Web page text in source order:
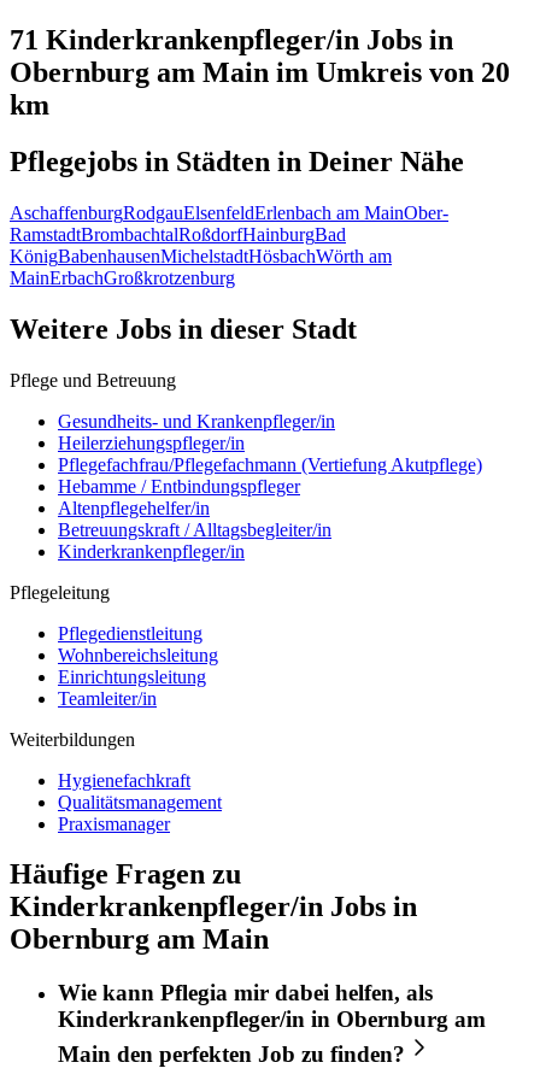
71 Kinderkrankenpfleger/in Jobs in
Obernburg am Main im Umkreis von 20
km
Pflegejobs in Städten in Deiner Nähe
AschaffenburgRodgauElsenfeldErlenbach am MainOber-
RamstadtBrombachtalRoßdorfHainburgBad
KönigBabenhausenMichelstadtHösbachWörth am
MainErbachGroßkrotzenburg
Weitere Jobs in dieser Stadt
Pflege und Betreuung
Gesundheits- und Krankenpfleger/in
Heilerziehungspfleger/in
Pflegefachfrau/Pflegefachmann (Vertiefung Akutpflege)
Hebamme / Entbindungspfleger
Altenpflegehelfer/in
Betreuungskraft / Alltagsbegleiter/in
Kinderkrankenpfleger/in
Pflegeleitung
Pflegedienstleitung
Wohnbereichsleitung
Einrichtungsleitung
Teamleiter/in
Weiterbildungen
Hygienefachkraft
Qualitätsmanagement
Praxismanager
Häufige Fragen zu
Kinderkrankenpfleger/in Jobs in
Obernburg am Main
Wie kann Pflegia mir dabei helfen, als
Kinderkrankenpfleger/in in Obernburg am
Main den perfekten Job zu finden?